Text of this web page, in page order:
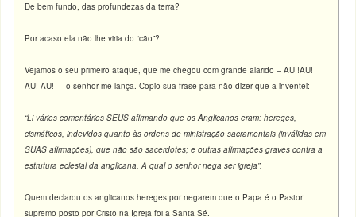
De bem fundo, das profundezas da terra?
Por acaso ela não lhe viria do “cão”?
Vejamos o seu primeiro ataque, que me chegou com grande alarido – AU !AU!
AU! AU! – o senhor me lança. Copio sua frase para não dizer que a inventei:
“Li vários comentários SEUS afirmando que os Anglicanos eram: hereges,
cismáticos, indevidos quanto às ordens de ministração sacramentais (inválidas em
SUAS afirmações), que não são sacerdotes; e outras afirmações graves contra a
estrutura eclesial da anglicana. A qual o senhor nega ser igreja”.
Quem declarou os anglicanos hereges por negarem que o Papa é o Pastor
supremo posto por Cristo na Igreja foi a Santa Sé.